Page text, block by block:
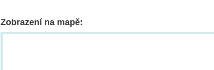
Zobrazení na mapě: